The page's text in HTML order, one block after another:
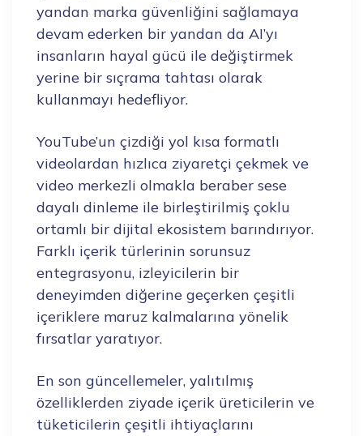
yandan marka güvenliğini sağlamaya
devam ederken bir yandan da AI’yı
insanların hayal gücü ile değiştirmek
yerine bir sıçrama tahtası olarak
kullanmayı hedefliyor.
YouTube’un çizdiği yol kısa formatlı
videolardan hızlıca ziyaretçi çekmek ve
video merkezli olmakla beraber sese
dayalı dinleme ile birleştirilmiş çoklu
ortamlı bir dijital ekosistem barındırıyor.
Farklı içerik türlerinin sorunsuz
entegrasyonu, izleyicilerin bir
deneyimden diğerine geçerken çeşitli
içeriklere maruz kalmalarına yönelik
fırsatlar yaratıyor.
En son güncellemeler, yalıtılmış
özelliklerden ziyade içerik üreticilerin ve
tüketicilerin çeşitli ihtiyaçlarını